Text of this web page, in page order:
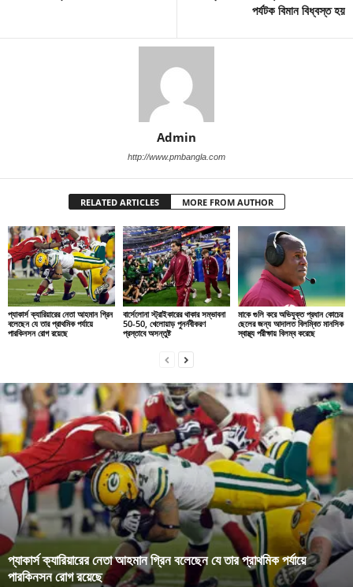
পর্যটক বিমান বিধ্বস্ত হয়
Admin
http://www.pmbangla.com
RELATED ARTICLES MORE FROM AUTHOR
প্যাকার্স ক্যারিয়ারের নেতা আহমান গ্রিন
বলেছেন যে তার প্রাথমিক পর্যায়ে
পারকিনসন রোগ রয়েছে
বার্সেলোনা স্ট্রাইকারের থাকার সম্ভাবনা
50-50, খেলোয়াড় পুনর্নবীকরণ
প্রস্তাবে অসন্তুষ্ট
মাকে গুলি করে অভিযুক্ত প্রধান কোচের
ছেলের জন্য আদালত বিলম্বিত মানসিক
স্বাস্থ্য পরীক্ষায় বিলম্ব করেছে
প্যাকার্স ক্যারিয়ারের নেতা আহমান গ্রিন বলেছেন যে তার প্রাথমিক পর্যায়ে
পারকিনসন রোগ রয়েছে